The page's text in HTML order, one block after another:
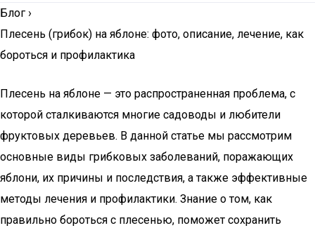
Блог ›
Плесень (грибок) на яблоне: фото, описание, лечение, как
бороться и профилактика
Плесень на яблоне — это распространенная проблема, с
которой сталкиваются многие садоводы и любители
фруктовых деревьев. В данной статье мы рассмотрим
основные виды грибковых заболеваний, поражающих
яблони, их причины и последствия, а также эффективные
методы лечения и профилактики. Знание о том, как
правильно бороться с плесенью, поможет сохранить